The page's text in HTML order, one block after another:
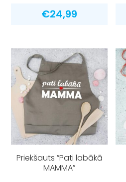
€24,99
Priekšauts ”Pati labākā
MAMMA”